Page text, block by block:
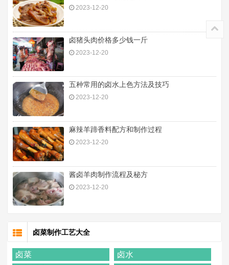
2023-12-20
卤猪头肉价格多少钱一斤
2023-12-20
五种常用的卤水上色方法及技巧
2023-12-20
麻辣羊蹄香料配方和制作过程
2023-12-20
酱卤羊肉制作流程及秘方
2023-12-20
卤菜制作工艺大全
卤菜
卤水